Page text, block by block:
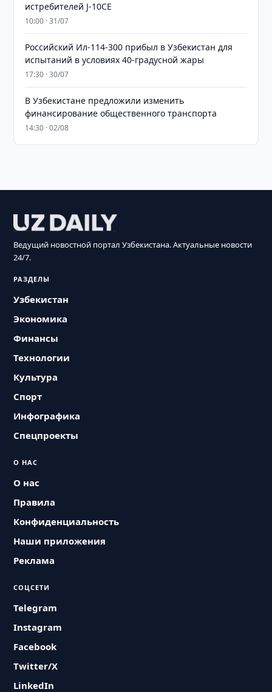
истребителей J-10CE
10:00 · 31/07
Российский Ил-114-300 прибыл в Узбекистан для
испытаний в условиях 40-градусной жары
17:30 · 30/07
В Узбекистане предложили изменить
финансирование общественного транспорта
14:30 · 02/08
Ведущий новостной портал Узбекистана. Актуальные новости
24/7.
РАЗДЕЛЫ
Узбекистан
Экономика
Финансы
Технологии
Культура
Спорт
Инфографика
Спецпроекты
О НАС
О нас
Правила
Конфиденциальность
Наши приложения
Реклама
СОЦСЕТИ
Telegram
Instagram
Facebook
Twitter/X
LinkedIn